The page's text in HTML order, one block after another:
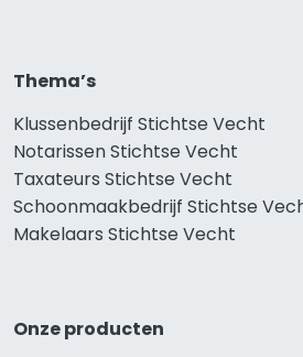
Thema’s
Klussenbedrijf Stichtse Vecht
Notarissen Stichtse Vecht
Taxateurs Stichtse Vecht
Schoonmaakbedrijf Stichtse
Makelaars Stichtse Vecht
Onze producten